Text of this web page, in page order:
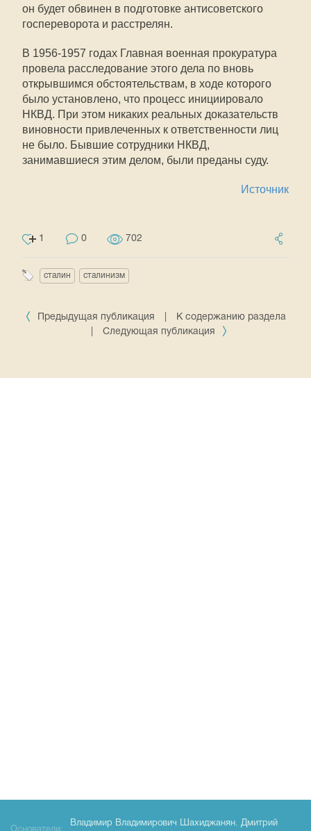
он будет обвинен в подготовке антисоветского
госпереворота и расстрелян.
В 1956-1957 годах Главная военная прокуратура
провела расследование этого дела по вновь
открывшимся обстоятельствам, в ходе которого
было установлено, что процесс инициировало
НКВД. При этом никаких реальных доказательств
виновности привлеченных к ответственности лиц
не было. Бывшие сотрудники НКВД,
занимавшиеся этим делом, были преданы суду.
Источник
1 0 702
сталин сталинизм
Предыдущая публикация
К содержанию раздела
Следующая публикация
Владимир Владимирович Шахиджанян, Дмитрий